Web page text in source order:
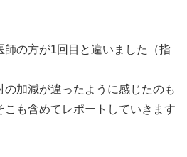
師の方が1回目と違いました（指
加減が違ったように感じたのも
こも含めてレポートしていきます